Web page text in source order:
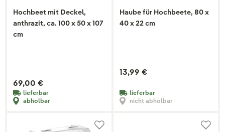
Hochbeet mit Deckel,
anthrazit, ca. 100 x 50 x 107
cm
69,00 €
lieferbar
abholbar
Haube für Hochbeete, 80 x
40 x 22 cm
13,99 €
lieferbar
nicht abholbar